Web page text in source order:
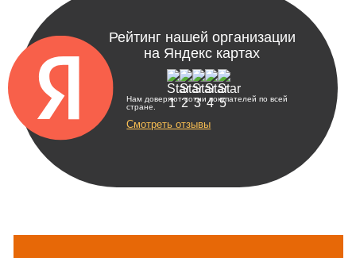
Рейтинг нашей организации
на Яндекс картах
Нам доверяют сотни покупателей по всей
стране.
Смотреть отзывы